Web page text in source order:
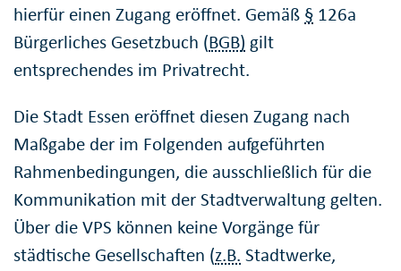
hierfür einen Zugang eröffnet. Gemäß § 126a
Bürgerliches Gesetzbuch (BGB) gilt
entsprechendes im Privatrecht.
Die Stadt Essen eröffnet diesen Zugang nach
Maßgabe der im Folgenden aufgeführten
Rahmen­be­din­gun­gen, die ausschließlich für die
Kommunikation mit der Stadtverwaltung gelten.
Über die VPS können keine Vorgänge für
städtische Gesellschaften (z.B. Stadtwerke,